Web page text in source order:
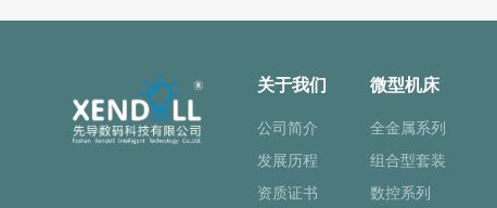
关于我们
公司简介
发展历程
资质证书
微型机床
全金属系列
组合型套装
数控系列